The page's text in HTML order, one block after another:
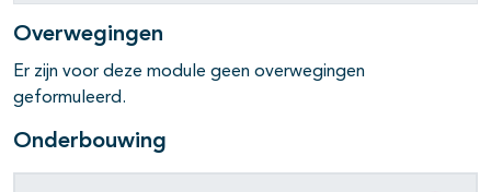
Overwegingen
Er zijn voor deze module geen overwegingen
geformuleerd.
Onderbouwing